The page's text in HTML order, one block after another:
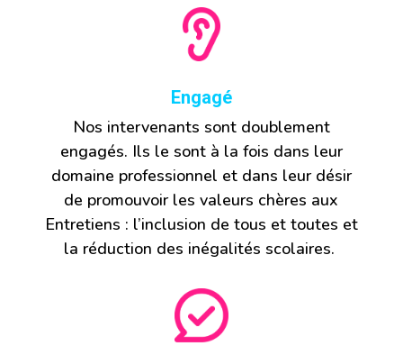
Engagé
Nos intervenants sont doublement
engagés. Ils le sont à la fois dans leur
domaine professionnel et dans leur désir
de promouvoir les valeurs chères aux
Entretiens : l’inclusion de tous et toutes et
la réduction des inégalités scolaires.